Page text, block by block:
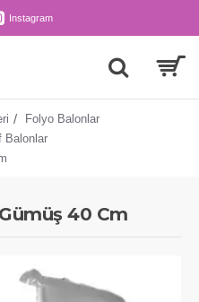
Instagram
Folyo Balonlar
Balonlar
40 Cm